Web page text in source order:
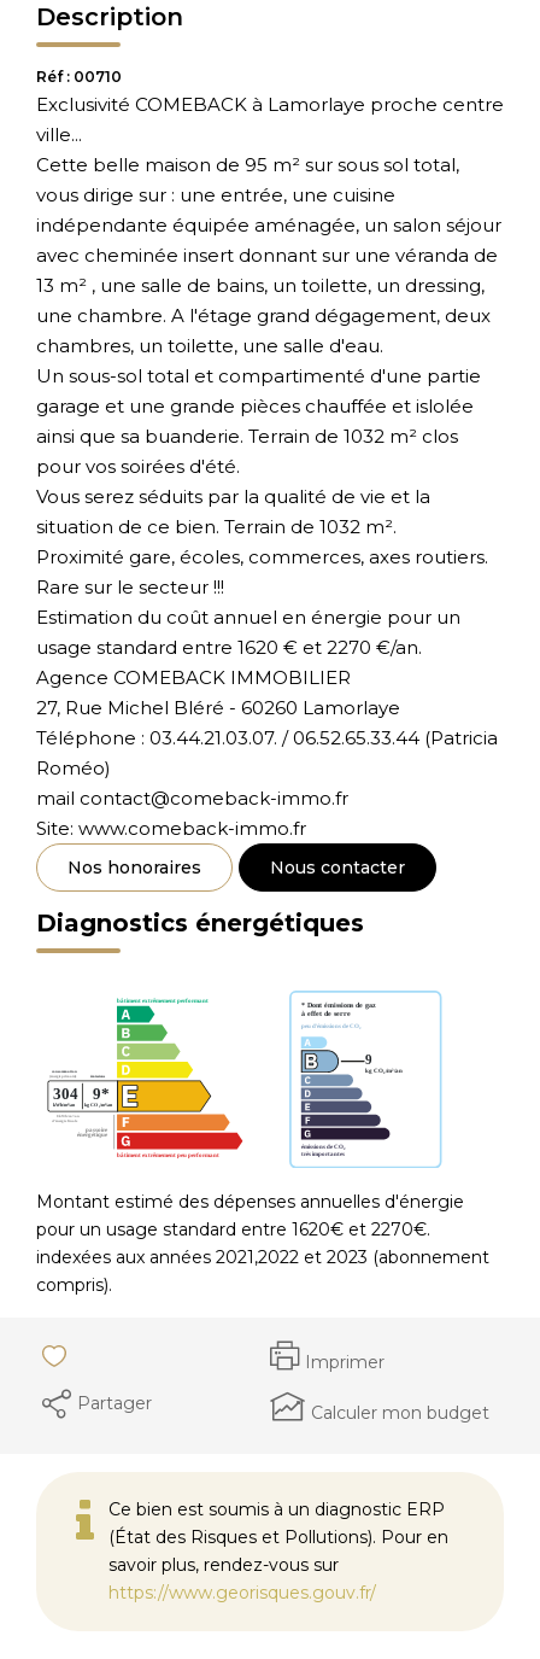
Description
Réf : 00710
Exclusivité COMEBACK à Lamorlaye proche centre
ville...
Cette belle maison de 95 m² sur sous sol total,
vous dirige sur : une entrée, une cuisine
indépendante équipée aménagée, un salon séjour
avec cheminée insert donnant sur une véranda de
13 m² , une salle de bains, un toilette, un dressing,
une chambre. A l'étage grand dégagement, deux
chambres, un toilette, une salle d'eau.
Un sous-sol total et compartimenté d'une partie
garage et une grande pièces chauffée et islolée
ainsi que sa buanderie. Terrain de 1032 m² clos
pour vos soirées d'été.
Vous serez séduits par la qualité de vie et la
situation de ce bien. Terrain de 1032 m².
Proximité gare, écoles, commerces, axes routiers.
Rare sur le secteur !!!
Estimation du coût annuel en énergie pour un
usage standard entre 1620 € et 2270 €/an.
Agence COMEBACK IMMOBILIER
27, Rue Michel Bléré - 60260 Lamorlaye
Téléphone : 03.44.21.03.07. / 06.52.65.33.44 (Patricia
Roméo)
mail contact@comeback-immo.fr
Site: www.comeback-immo.fr
Nos honoraires Nous contacter
Diagnostics énergétiques
Montant estimé des dépenses annuelles d'énergie
pour un usage standard entre 1620€ et 2270€.
indexées aux années 2021,2022 et 2023 (abonnement
compris).
Imprimer
Partager
Calculer mon budget
Ce bien est soumis à un diagnostic ERP
(État des Risques et Pollutions). Pour en
savoir plus, rendez-vous sur
https://www.georisques.gouv.fr/